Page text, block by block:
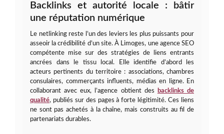
Backlinks et autorité locale : bâtir
une réputation numérique
Le netlinking reste l’un des leviers les plus puissants pour
asseoir la crédibilité d’un site. À Limoges, une agence SEO
compétente mise sur des stratégies de liens entrants
ancrées dans le tissu local. Elle identifie d’abord les
acteurs pertinents du territoire : associations, chambres
consulaires, commerçants influents, médias en ligne. En
collaborant avec eux, l’agence obtient des
backlinks de
qualité, publiés sur des pages à forte légitimité. Ces liens
ne sont pas achetés à la chaîne, mais construits au fil de
partenariats durables.